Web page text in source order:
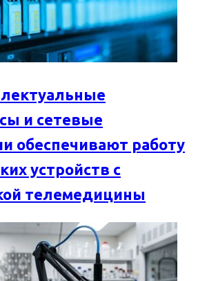
и сетевые
обеспечивают работу
устройств с
телемедицины